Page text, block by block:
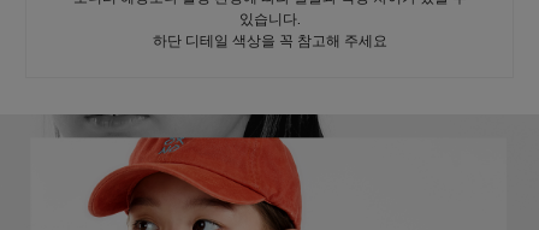
있습니다.
하단 디테일 색상을 꼭 참고해 주세요